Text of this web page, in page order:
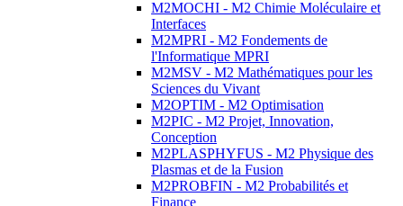
M2MOCHI - M2 Chimie Moléculaire et
Interfaces
M2MPRI - M2 Fondements de
l'Informatique MPRI
M2MSV - M2 Mathématiques pour les
Sciences du Vivant
M2OPTIM - M2 Optimisation
M2PIC - M2 Projet, Innovation,
Conception
M2PLASPHYFUS - M2 Physique des
Plasmas et de la Fusion
M2PROBFIN - M2 Probabilités et
Finance